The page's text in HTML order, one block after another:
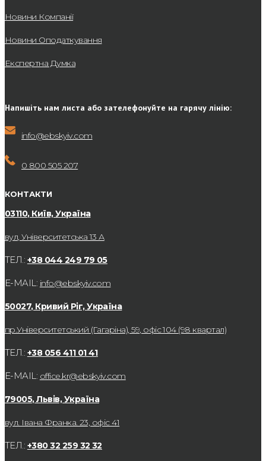
Новини Компанії
Новини Оподаткування
Експертна Думка
Напишіть нам листа або зателефонуйте на гарячу лінію:
info@ebskyiv.com
0 800 505 207
КОНТАКТИ
03110, Київ, Україна
вул, Університетська 13 А
ТЕЛ.: +38 044 249 79 05
E-MAIL: info@ebskyiv.com
50027, Кривий Ріг, Україна
пр.Університетський (Гагаріна), 59, офіс 104 (98 квартал)
ТЕЛ.: +38 056 411 01 41
E-MAIL: office.kr@ebskyiv.com
79005, Львів, Україна
вул. Івана Франка. 23, офіс 41
ТЕЛ.: +380 32 259 32 32